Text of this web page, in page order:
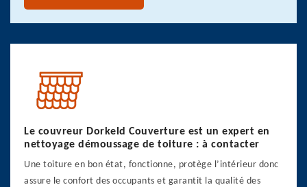
Le couvreur Dorkeld Couverture est un expert en
nettoyage démoussage de toiture : à contacter
Une toiture en bon état, fonctionne, protège l’intérieur donc
assure le confort des occupants et garantit la qualité des